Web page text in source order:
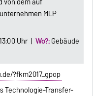
MLP
13:00 Uhr |Wo?:Gebäude
?fkm2017_gpop
Technologie-Transfer-